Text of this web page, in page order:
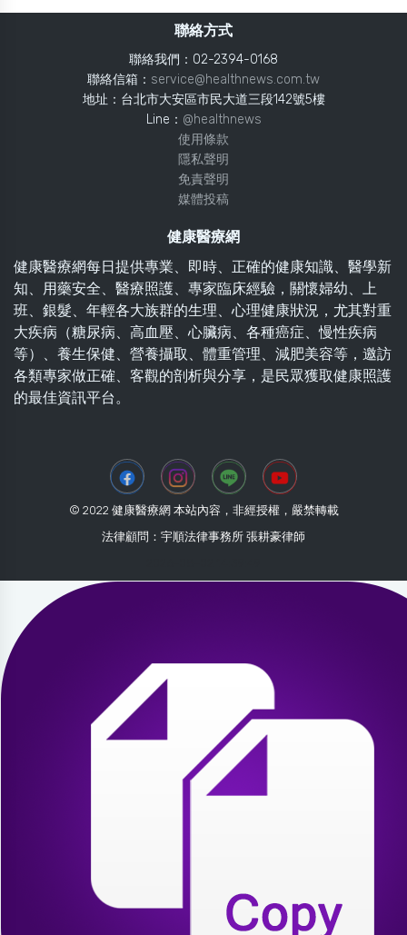
聯絡方式
聯絡我們：02-2394-0168
聯絡信箱： service@healthnews.com.tw
地址：台北市大安區市民大道三段142號5樓
Line： @healthnews
使用條款
隱私聲明
免責聲明
媒體投稿
健康醫療網
健康醫療網每日提供專業、即時、正確的健康知識、醫學新
知、用藥安全、醫療照護、專家臨床經驗，關懷婦幼、上
班、銀髮、年輕各大族群的生理、心理健康狀況，尤其對重
大疾病（糖尿病、高血壓、心臟病、各種癌症、慢性疾病
等）、養生保健、營養攝取、體重管理、減肥美容等，邀訪
各類專家做正確、客觀的剖析與分享，是民眾獲取健康照護
的最佳資訊平台。
© 2022 健康醫療網 本站內容，非經授權，嚴禁轉載
法律顧問：宇順法律事務所 張耕豪律師